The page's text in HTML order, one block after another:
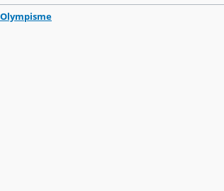
Olympisme